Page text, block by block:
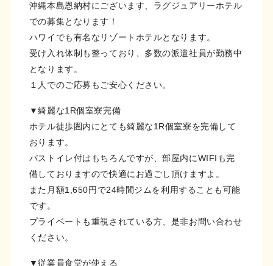
沖縄本島恩納村にございます、ラグジュアリーホテル
での募集となります！
ハワイでも有名なリゾートホテルとなります。
受け入れ体制も整っており、多数の派遣社員が勤務中
となります。
１人でのご応募もご安心ください。
▼綺麗な1R個室寮完備
ホテル徒歩圏内にとても綺麗な1R個室寮を完備して
おります。
バストイレ付はもちろんですが、部屋内にWIFIも完
備しておりますので快適にお過ごし頂けますよ。
また月額1,650円で24時間ジムを利用することも可能
です。
プライベートも重視されている方、是非お問い合わせ
ください。
▼従業員食堂が使える